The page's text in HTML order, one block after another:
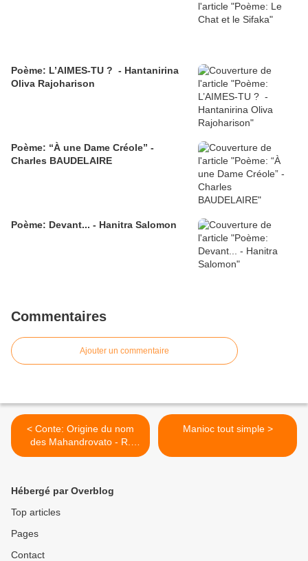
Poème: L’AIMES-TU ? - Hantanirina
Oliva Rajoharison
Poème: “À une Dame Créole” -
Charles BAUDELAIRE
Poème: Devant... - Hanitra Salomon
Commentaires
Ajouter un commentaire
< Conte: Origine du nom
des Mahandrovato - R.
Decary
Manioc tout simple >
Hébergé par Overblog
Top articles
Pages
Contact